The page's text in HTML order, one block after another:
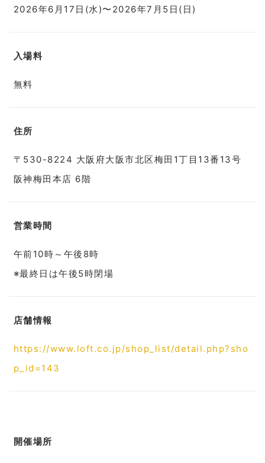
2026年6月17日(水)〜2026年7月5日(日)
入場料
無料
住所
〒530-8224 大阪府大阪市北区梅田1丁目13番13号
阪神梅田本店 6階
営業時間
午前10時～午後8時
※最終日は午後5時閉場
店舗情報
https://www.loft.co.jp/shop_list/detail.php?sho
p_id=143
開催場所